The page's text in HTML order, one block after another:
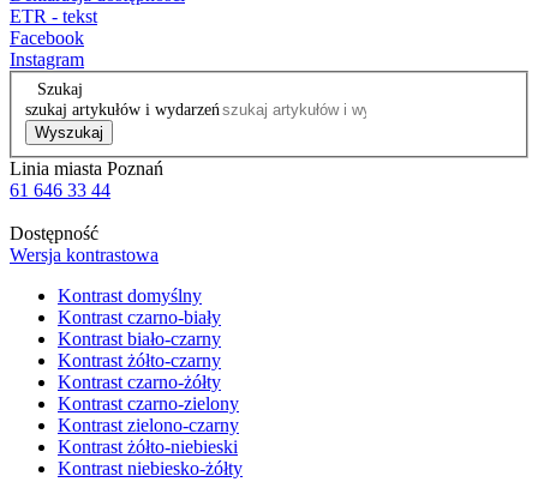
ETR - tekst
Facebook
Instagram
Szukaj
szukaj artykułów i wydarzeń
Wyszukaj
Linia miasta Poznań
61 646 33 44
Dostępność
Wersja kontrastowa
Kontrast domyślny
Kontrast czarno-biały
Kontrast biało-czarny
Kontrast żółto-czarny
Kontrast czarno-żółty
Kontrast czarno-zielony
Kontrast zielono-czarny
Kontrast żółto-niebieski
Kontrast niebiesko-żółty